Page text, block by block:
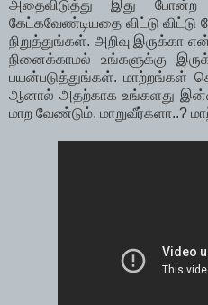
அதைவிடுத்து இது போன்ற
கேட்கவேண்டியதை விட்டு
நிறுத்துங்கள். அறிவு இருக்கா
நினைக்காமல் உங்களுக்கு
பயன்படுத்துங்கள். மாற்றங்கள்
ஆனால் அதற்காக உங்களது
மாற வேண்டும். மாறுவீர்களா..?